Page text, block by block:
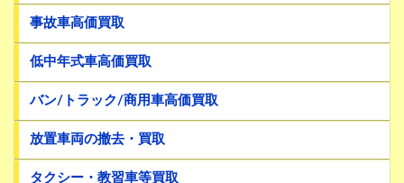
事故車高価買取
低中年式車高価買取
バン/トラック/商用車高価買取
放置車両の撤去・買取
タクシー・教習車等買取